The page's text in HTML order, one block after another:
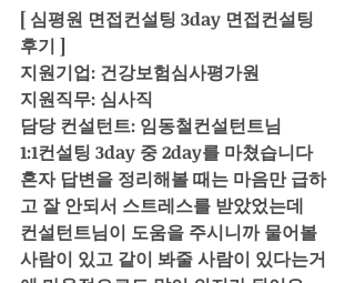
[ 심평원 면접컨설팅 3day 면접컨설팅
후기 ]
지원기업: 건강보험심사평가원
지원직무: 심사직
담당 컨설턴트: 임동철컨설턴트님
1:1컨설팅 3day 중 2day를 마쳤습니다
혼자 답변을 정리해볼 때는 마음만 급하
고 잘 안되서 스트레스를 받았었는데
컨설턴트님이 도움을 주시니까 물어볼
사람이 있고 같이 봐줄 사람이 있다는거